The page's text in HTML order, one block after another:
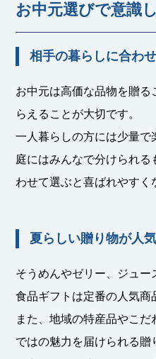
お中元選びで意識
相手の暮らしに合わ
お中元は高価な品物を贈る
らえることが大切です。
一人暮らしの方には少量で
庭にはみんなで分けられ
わせて選ぶと喜ばれやすく
夏らしい贈り物が人気
そうめんやゼリー、ジュー
食品ギフトは定番の人気商
また、地域の特産品やこ
ではの魅力を届けられる贈